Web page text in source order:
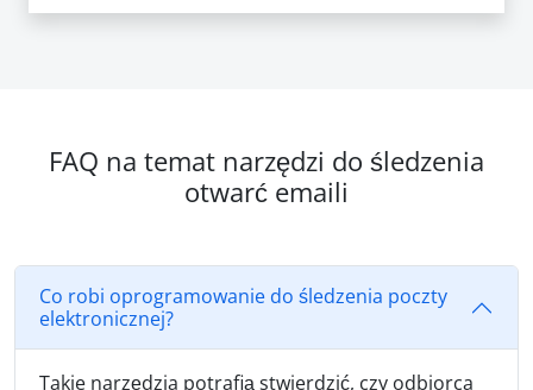
FAQ na temat narzędzi do śledzenia
otwarć emaili
Co robi oprogramowanie do śledzenia poczty
elektronicznej?
Takie narzędzia potrafią stwierdzić, czy odbiorca